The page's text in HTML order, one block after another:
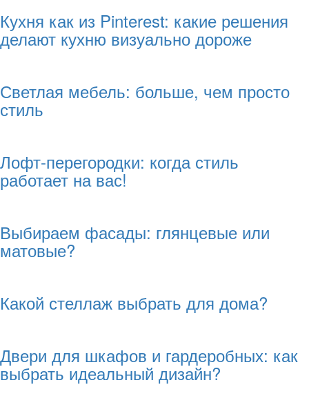
Кухня как из Pinterest: какие решения
делают кухню визуально дороже
Светлая мебель: больше, чем просто
стиль
Лофт-перегородки: когда стиль
работает на вас!
Выбираем фасады: глянцевые или
матовые?
Какой стеллаж выбрать для дома?
Двери для шкафов и гардеробных: как
выбрать идеальный дизайн?